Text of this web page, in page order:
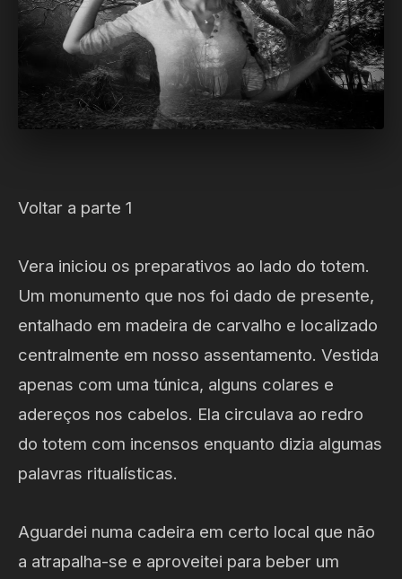
Voltar a parte 1
Vera iniciou os preparativos ao lado do totem.
Um monumento que nos foi dado de presente,
entalhado em madeira de carvalho e localizado
centralmente em nosso assentamento. Vestida
apenas com uma túnica, alguns colares e
adereços nos cabelos. Ela circulava ao redro
do totem com incensos enquanto dizia algumas
palavras ritualísticas.
Aguardei numa cadeira em certo local que não
a atrapalha-se e aproveitei para beber um